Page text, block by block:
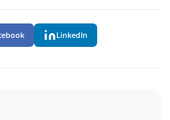
LinkedIn